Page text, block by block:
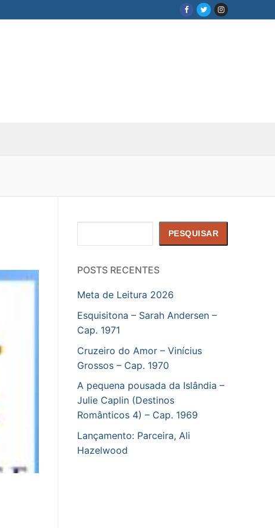
PESQUISAR
POSTS RECENTES
Meta de Leitura 2026
Esquisitona – Sarah Andersen –
Cap. 1971
Cruzeiro do Amor – Vinícius
Grossos – Cap. 1970
A pequena pousada da Islândia –
Julie Caplin (Destinos
Românticos 4) – Cap. 1969
Lançamento: Parceira, Ali
Hazelwood